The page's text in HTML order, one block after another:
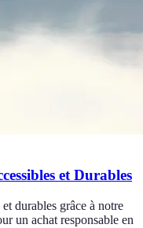
et Durables
durables grâce à notre
un achat responsable en